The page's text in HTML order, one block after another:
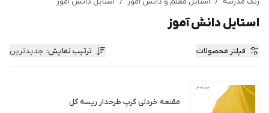
استایل دانش آموز
فیلتر محصولات ترتیب نمایش: جدیدترین
مقنعه خردلی کرپ طرحدار ریسه گل